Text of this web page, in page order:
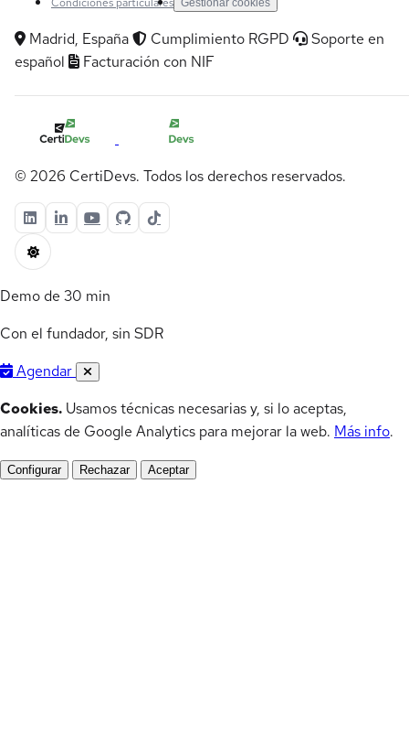
Gestionar cookies
Madrid, España Cumplimiento RGPD
Soporte en
español
Facturación con NIF
© 2026 CertiDevs. Todos los derechos reservados.
Demo de 30 min
Con el fundador, sin SDR
Agendar
Cookies. Usamos técnicas necesarias y, si lo aceptas,
analíticas de Google Analytics para mejorar la web. Más info.
Configurar Rechazar Aceptar